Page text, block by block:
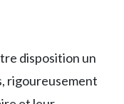
disposition un
rigoureusement